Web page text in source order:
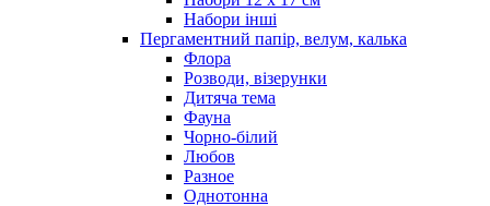
Набори інші
Пергаментний папір, велум, калька
Флора
Розводи, візерунки
Дитяча тема
Фауна
Чорно-білий
Любов
Разное
Однотонна